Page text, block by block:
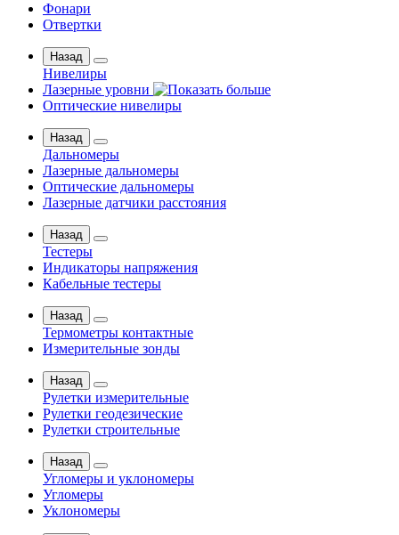
Фонари
Отвертки
Назад
Нивелиры
Лазерные уровни
Оптические нивелиры
Назад
Дальномеры
Лазерные дальномеры
Оптические дальномеры
Лазерные датчики расстояния
Назад
Тестеры
Индикаторы напряжения
Кабельные тестеры
Назад
Термометры контактные
Измерительные зонды
Назад
Рулетки измерительные
Рулетки геодезические
Рулетки строительные
Назад
Угломеры и уклономеры
Угломеры
Уклономеры